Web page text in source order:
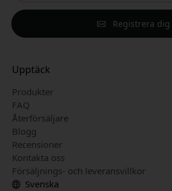
Registrera dig
Upptäck
Produkter
FAQ
Återförsäljare
Blogg
Recensioner
Kontakta oss
Försäljnings- och leveransvillkor
Svenska